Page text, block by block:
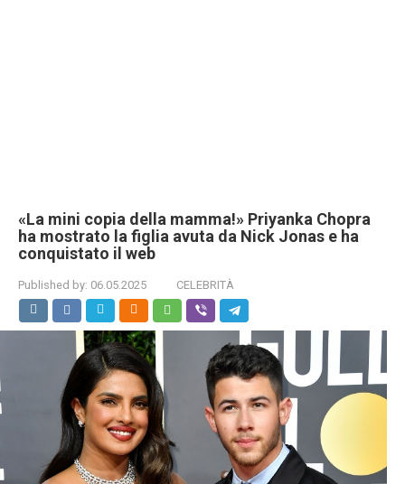
«La mini copia della mamma!» Priyanka Chopra
ha mostrato la figlia avuta da Nick Jonas e ha
conquistato il web
Published by: 06.05.2025 CELEBRITÀ